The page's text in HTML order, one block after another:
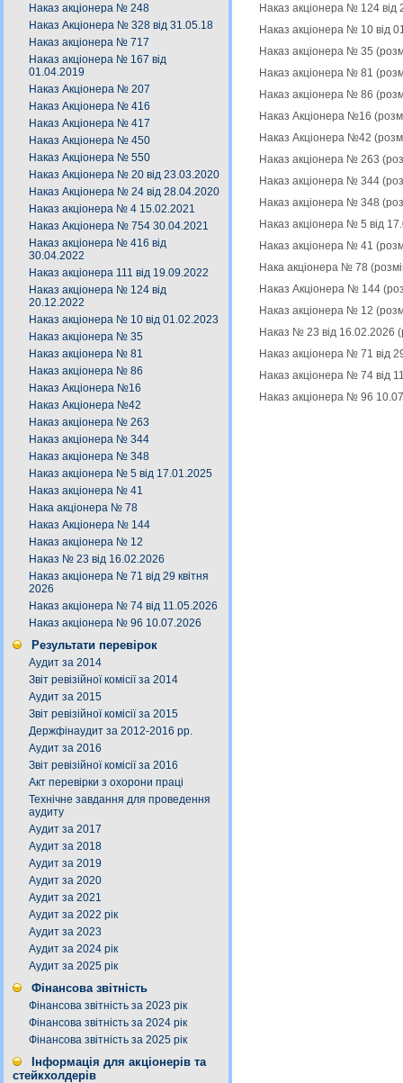
Наказ акціонера № 248
Наказ Акціонера № 328 від 31.05.18
Наказ акціонера № 717
Наказ акціонера № 167 від
01.04.2019
Наказ Акціонера № 207
Наказ Акціонера № 416
Наказ Акціонера № 417
Наказ Акціонера № 450
Наказ Акціонера № 550
Наказ Акціонера № 20 від 23.03.2020
Наказ Акціонера № 24 від 28.04.2020
Наказ акціонера № 4 15.02.2021
Наказ Акціонера № 754 30.04.2021
Наказ акціонера № 416 від
30.04.2022
Наказ акціонера 111 від 19.09.2022
Наказ акціонера № 124 від
20.12.2022
Наказ акціонера № 10 від 01.02.2023
Наказ акціонера № 35
Наказ акціонера № 81
Наказ акціонера № 86
Наказ Акціонера №16
Наказ Акціонера №42
Наказ акціонера № 263
Наказ акціонера № 344
Наказ акціонера № 348
Наказ акціонера № 5 від 17.01.2025
Наказ акціонера № 41
Нака акціонера № 78
Наказ Акціонера № 144
Наказ акціонера № 12
Наказ № 23 від 16.02.2026
Наказ акціонера № 71 від 29 квітня
2026
Наказ акціонера № 74 від 11.05.2026
Наказ акціонера № 96 10.07.2026
Результати перевірок
Аудит за 2014
Звіт ревізійної комісії за 2014
Аудит за 2015
Звіт ревізійної комісії за 2015
Держфінаудит за 2012-2016 рр.
Аудит за 2016
Звіт ревізійної комісії за 2016
Акт перевірки з охорони праці
Технічне завдання для проведення
аудиту
Аудит за 2017
Аудит за 2018
Аудит за 2019
Аудит за 2020
Аудит за 2021
Аудит за 2022 рік
Аудит за 2023
Аудит за 2024 рік
Аудит за 2025 рік
Фінансова звітність
Фінансова звітність за 2023 рік
Фінансова звітність за 2024 рік
Фінансова звітність за 2025 рік
Інформація для акціонерів та
стейкхолдерів
Наказ акціонера № 124
Наказ акціонера № 10 від
Наказ акціонера № 35
Наказ акціонера № 81
Наказ акціонера № 86
Наказ Акціонера №16
Наказ Акціонера №42
Наказ акціонера № 263
Наказ акціонера № 344
Наказ акціонера № 348
Наказ акціонера № 5 від
Наказ акціонера № 41
Нака акціонера № 78
Наказ Акціонера № 144
Наказ акціонера № 12
Наказ № 23 від 16.02.2026
Наказ акціонера № 71 від
Наказ акціонера № 74 від
Наказ акціонера № 96